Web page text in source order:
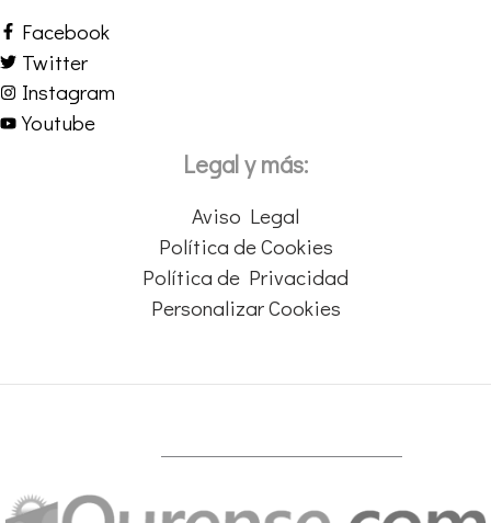
Facebook
Twitter
Instagram
Youtube
Legal y más:
Aviso Legal
Política de Cookies
Política de Privacidad
Personalizar Cookies